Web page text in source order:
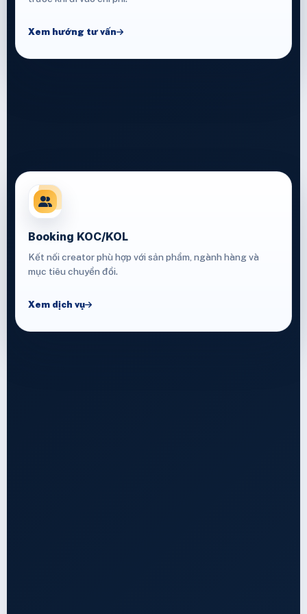
Xem hướng tư vấn
Booking KOC/KOL
Kết nối creator phù hợp với sản phẩm, ngành hàng và
mục tiêu chuyển đổi.
Xem dịch vụ